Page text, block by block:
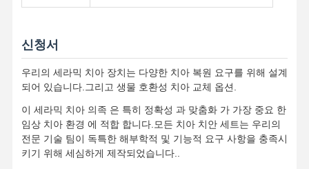
유연한 부분 치아
금속부분틀니
전체 아크릴 틀니
치아 정밀 부가 장치
신청서
우리의 세라믹 치아 장치는 다양한 치아 복원 요구를 위해 설계
되어 있습니다.그리고 생물 호환성 치아 교체 옵션.
이 세라믹 치아 의족 은 특히 정확성 과 맞춤화 가 가장 중요 한
임상 치아 환경 에 적합 합니다.모든 치아 치안 세트는 우리의
전문 기술 팀이 독특한 해부학적 및 기능적 요구 사항을 충족시
키기 위해 세심하게 제작되었습니다..